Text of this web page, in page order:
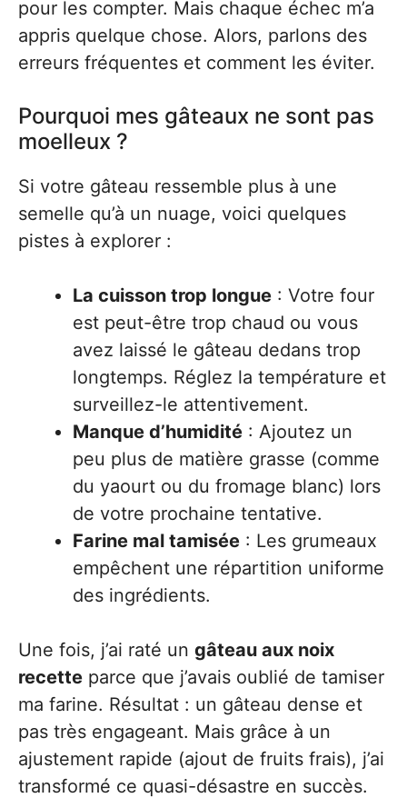
pour les compter. Mais chaque échec m’a
appris quelque chose. Alors, parlons des
erreurs fréquentes et comment les éviter.
Pourquoi mes gâteaux ne sont pas
moelleux ?
Si votre gâteau ressemble plus à une
semelle qu’à un nuage, voici quelques
pistes à explorer :
La cuisson trop longue : Votre four
est peut-être trop chaud ou vous
avez laissé le gâteau dedans trop
longtemps. Réglez la température et
surveillez-le attentivement.
Manque d’humidité : Ajoutez un
peu plus de matière grasse (comme
du yaourt ou du fromage blanc) lors
de votre prochaine tentative.
Farine mal tamisée : Les grumeaux
empêchent une répartition uniforme
des ingrédients.
Une fois, j’ai raté un gâteau aux noix
recette parce que j’avais oublié de tamiser
ma farine. Résultat : un gâteau dense et
pas très engageant. Mais grâce à un
ajustement rapide (ajout de fruits frais), j’ai
transformé ce quasi-désastre en succès.